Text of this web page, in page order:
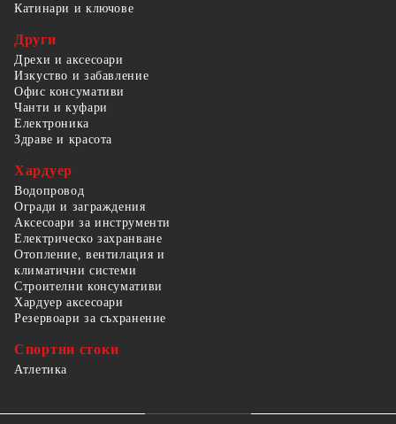
Катинари и ключове
Други
Дрехи и аксесоари
Изкуство и забавление
Офис консумативи
Чанти и куфари
Електроника
Здраве и красота
Хардуер
Водопровод
Огради и заграждения
Аксесоари за инструменти
Електрическо захранване
Отопление, вентилация и
климатични системи
Строителни консумативи
Хардуер аксесоари
Резервоари за съхранение
Спортни стоки
Атлетика